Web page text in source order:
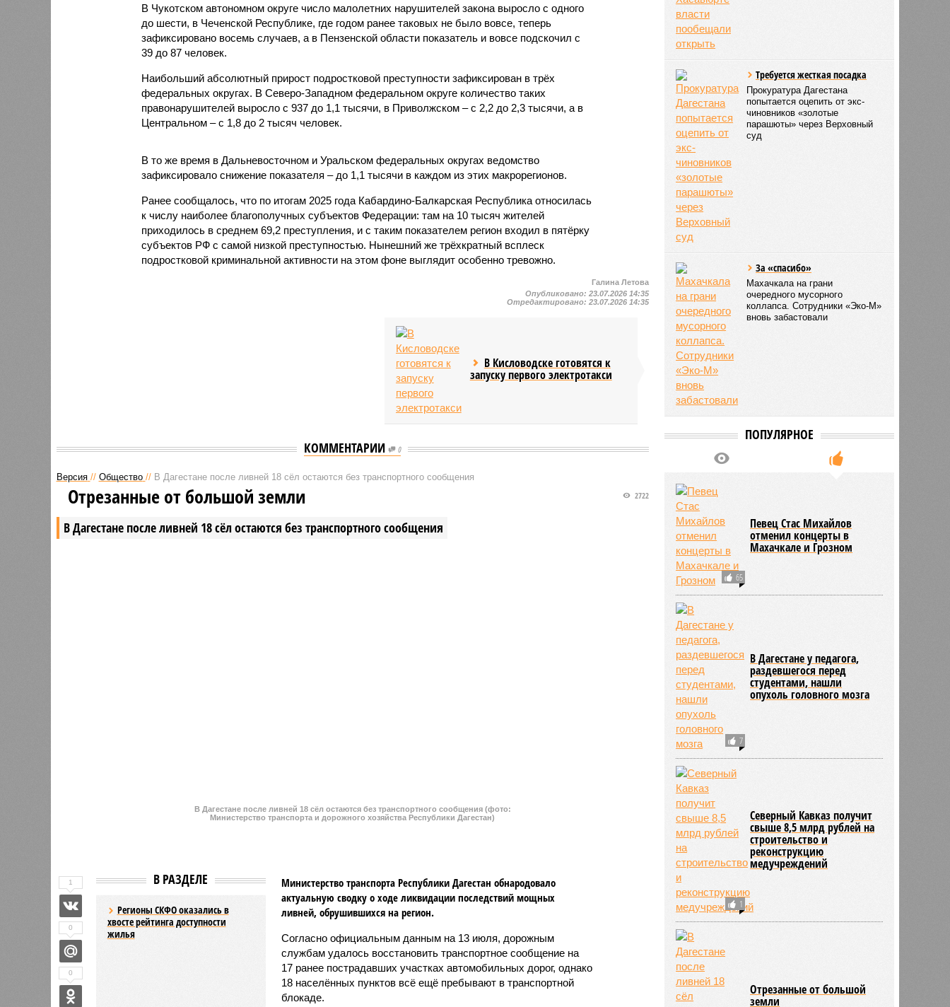
В Чукотском автономном округе число малолетних нарушителей закона выросло с одного
до шести, в Чеченской Республике, где годом ранее таковых не было вовсе, теперь
зафиксировано восемь случаев, а в Пензенской области показатель и вовсе подскочил с
39 до 87 человек.
Наибольший абсолютный прирост подростковой преступности зафиксирован в трёх
федеральных округах. В Северо-Западном федеральном округе количество таких
правонарушителей выросло с 937 до 1,1 тысячи, в Приволжском – с 2,2 до 2,3 тысячи, а в
Центральном – с 1,8 до 2 тысяч человек.
В то же время в Дальневосточном и Уральском федеральных округах ведомство
зафиксировало снижение показателя – до 1,1 тысячи в каждом из этих макрорегионов.
Ранее сообщалось, что по итогам 2025 года Кабардино-Балкарская Республика относилась
к числу наиболее благополучных субъектов Федерации: там на 10 тысяч жителей
приходилось в среднем 69,2 преступления, и с таким показателем регион входил в пятёрку
субъектов РФ с самой низкой преступностью. Нынешний же трёхкратный всплеск
подростковой криминальной активности на этом фоне выглядит особенно тревожно.
Галина Летова
Опубликовано:23.07.2026 14:35
Отредактировано:23.07.2026 14:35
В Кисловодске готовятся к
запуску первого электротакси
КОММЕНТАРИИ 0
Версия // Общество // В Дагестане после ливней 18 сёл остаются без транспортного сообщения
В Дагестане после ливней 18 сёл остаются без транспортного сообщения
2722
Отрезанные от большой земли
Напомним, что мощнейшие дожди, прошедшие 8 июля,
фиксируют дальнейшее улучшение обстановки.
В Агульском районе вследствие частичного обрушения каменно-арочного моста полностью
прервано сообщение с селом Буршаг, и возобновить движение там рассчитывают лишь к
17 июля.
В Гунибском районе на стратегической дороге «Гуниб – Кумух» бурные потоки полностью
уничтожили подъездные пути к мостовому переходу, в результате чего от внешнего мира
оказались отрезаны сразу шесть населённых пунктов. Ещё четыре посёлка лишились
транспортного сообщения в Лакском районе, где в настоящий момент функционирует
Требуется жесткая посадка
Прокуратура Дагестана
попытается оцепить от экс-
чиновников «золотые
парашюты» через Верховный
суд
За «спасибо»
Махачкала на грани
очередного мусорного
коллапса. Сотрудники «Эко-М»
вновь забастовали
ПОПУЛЯРНОЕ
65
Певец Стас Михайлов
отменил концерты в
Махачкале и Грозном
7
В Дагестане у педагога,
раздевшегося перед
студентами, нашли
опухоль головного мозга
1
Северный Кавказ получит
свыше 8,5 млрд рублей на
строительство и
реконструкцию
медучреждений
Отрезанные от большой
земли